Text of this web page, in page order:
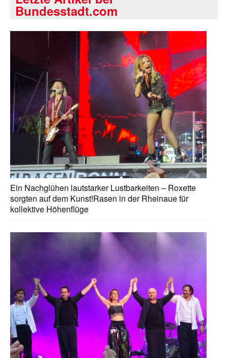
Bundesstadt.com
Ein Nachglühen lautstarker Lustbarkeiten – Roxette
sorgten auf dem Kunst!Rasen in der Rheinaue für
kollektive Höhenflüge